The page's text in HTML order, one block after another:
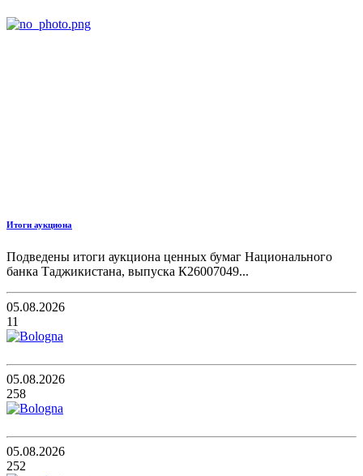
Итоги аукциона
Подведены итоги аукциона ценных бумаг Национального
банка Таджикистана, выпуска К26007049...
05.08.2026
11
05.08.2026
258
05.08.2026
252